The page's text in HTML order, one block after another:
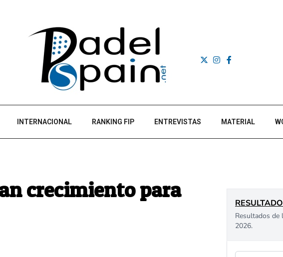
INTERNACIONAL RANKING FIP ENTREVISTAS MATERIAL
crecimiento para